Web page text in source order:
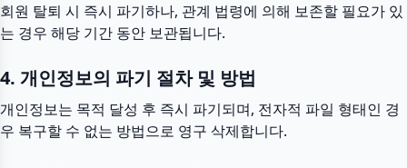
회원 탈퇴 시 즉시 파기하나, 관계 법령에 의해 보존할 필요가 있
는 경우 해당 기간 동안 보관됩니다.
4. 개인정보의 파기 절차 및 방법
개인정보는 목적 달성 후 즉시 파기되며, 전자적 파일 형태인 경
우 복구할 수 없는 방법으로 영구 삭제합니다.